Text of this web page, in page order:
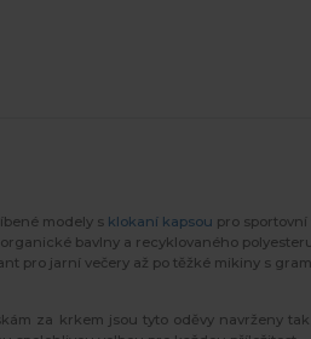
modely s klokaní kapsou pro sportovní
organické bavlny a recyklovaného
pro jarní večery až po těžké mikiny s
za krkem jsou tyto oděvy navrženy